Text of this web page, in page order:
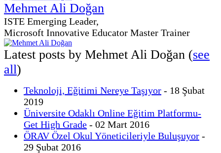
Mehmet Ali Doğan
ISTE Emerging Leader,
Microsoft Innovative Educator Master Trainer
Latest posts by Mehmet Ali Doğan (see
all)
Teknoloji, Eğitimi Nereye Taşıyor - 18 Şubat
2019
Üniversite Odaklı Online Eğitim Platformu-
Get High Grade - 02 Mart 2016
ÖRAV Özel Okul Yöneticileriyle Buluşuyor -
29 Şubat 2016